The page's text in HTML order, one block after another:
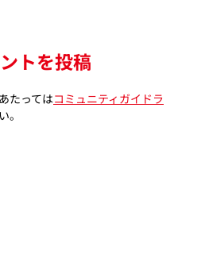
トを投稿
たってはコミュニティガイドラ
。